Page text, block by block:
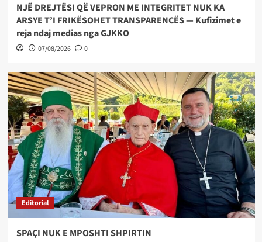
NJË DREJTËSI QË VEPRON ME INTEGRITET NUK KA
ARSYE T’I FRIKËSOHET TRANSPARENCËS — Kufizimet e
reja ndaj medias nga GJKKO
07/08/2026 0
Editorial
SPAÇI NUK E MPOSHTI SHPIRTIN